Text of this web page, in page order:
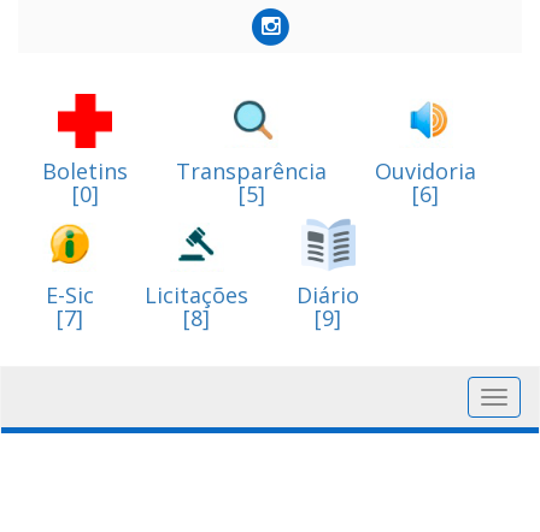
Boletins
[0]
Transparência
[5]
Ouvidoria
[6]
E-Sic
[7]
Licitações
[8]
Diário
[9]